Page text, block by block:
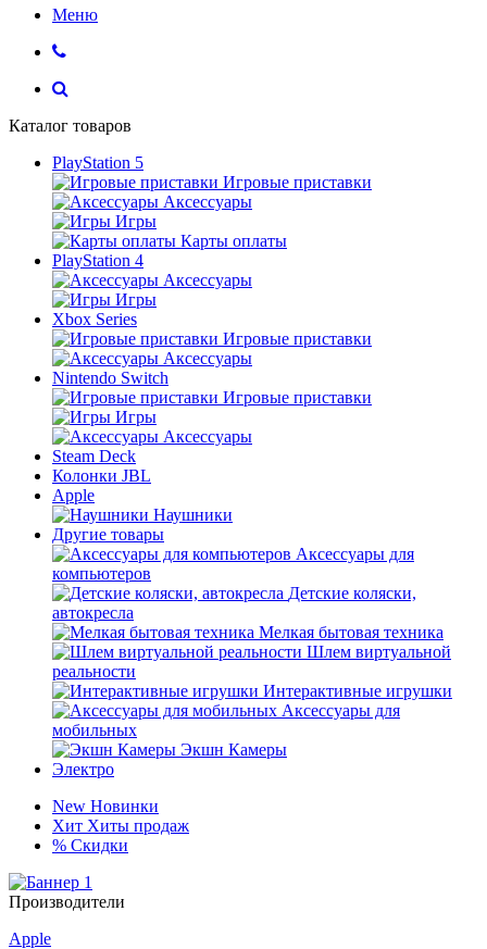
Меню
Каталог товаров
PlayStation 5
Игровые приставки
Аксессуары
Игры
Карты оплаты
PlayStation 4
Аксессуары
Игры
Xbox Series
Игровые приставки
Аксессуары
Nintendo Switch
Игровые приставки
Игры
Аксессуары
Steam Deck
Колонки JBL
Apple
Наушники
Другие товары
Аксессуары для
компьютеров
Детские коляски,
автокресла
Мелкая бытовая техника
Шлем виртуальной
реальности
Интерактивные игрушки
Аксессуары для
мобильных
Экшн Камеры
Электро
New Новинки
Хит Хиты продаж
% Скидки
Производители
Apple